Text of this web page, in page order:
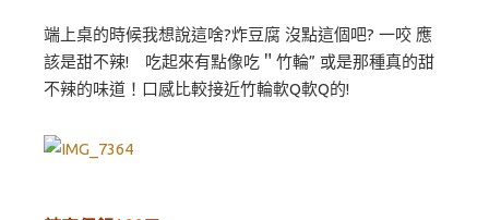
端上桌的時候我想說這啥?炸豆腐 沒點這個吧? 一咬 應
該是甜不辣! 吃起來有點像吃＂竹輪” 或是那種真的甜
不辣的味道！口感比較接近竹輪軟Q軟Q的!